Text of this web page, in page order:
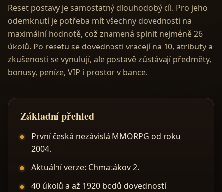
Reset postavy je samostatný dlouhodobý cíl. Pro jeho
odemknutí je potřeba mít všechny dovednosti na
maximální hodnotě, což znamená splnit nejméně 26
úkolů. Po resetu se dovednosti vracejí na 10, atributy a
zkušenosti se vynulují, ale postavě zůstávají předměty,
bonusy, peníze, VIP i prostor v bance.
Základní přehled
První česká nezávislá MMORPG od roku
2004.
Aktuální verze: Chmatákov 2.
40 úkolů a až 1920 bodů dovedností.